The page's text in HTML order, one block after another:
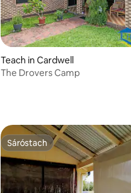
Teach in Cardwell
The Drovers Camp
Sáróstach
Sáróstach